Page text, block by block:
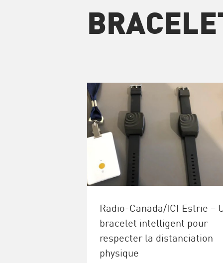
Radio-Canada/ICI Estrie –
bracelet intelligent pour
respecter la distanciation
physique